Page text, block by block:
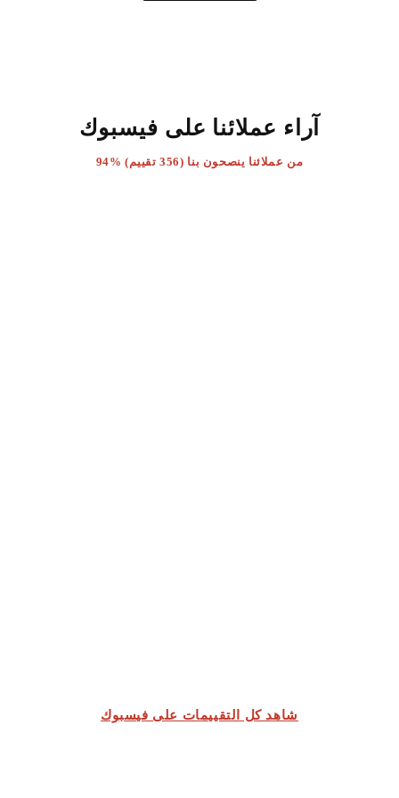
آراء عملائنا على فيسبوك
94% من عملائنا ينصحون بنا (356 تقييم)
شاهد كل التقييمات على فيسبوك